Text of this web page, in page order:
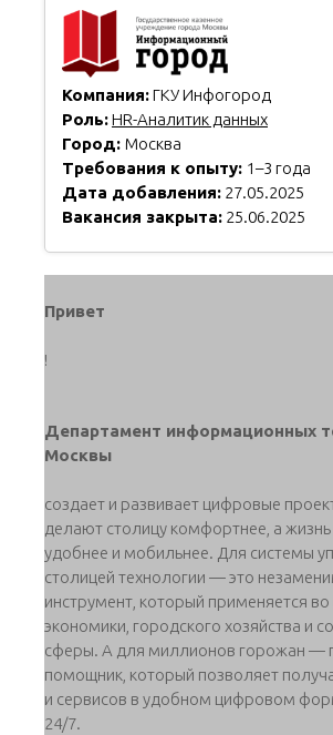
Компания:ГКУ Инфогород
Роль:HR-Аналитик данных
Город: Москва
Требования к опыту: 1–3 года
Дата добавления: 27.05.2025
Вакансия закрыта: 25.06.2025
Привет
!
Департамент информационных
Москвы
создает и развивает цифровые
делают столицу комфортнее, а
удобнее и мобильнее. Для системы
столицей технологии — это
инструмент, который применяется во
экономики, городского хозяйства и
сферы. А для миллионов горожан —
помощник, который позволяет
и сервисов в удобном цифровом
24/7.